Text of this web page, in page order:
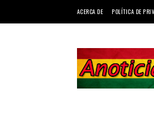
ACERCA DE POLÍTICA DE